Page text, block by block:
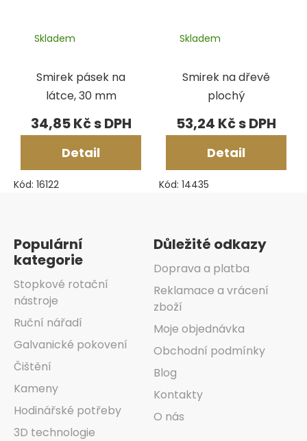
Smirek pásek na
látce, 30 mm
Skladem
34,85 Kč
Detail
Kód: 16122
Smirek na dřevě
plochý
Skladem
53,24 Kč
Detail
Kód: 14435
Populární
kategorie
Stopkové rotační
nástroje
Ruční nářadí
Galvanické pokovení
Čištění
Kameny
Hodinářské potřeby
3D technologie
Důležité odkazy
Doprava a platba
Reklamace a vrácení
zboží
Moje objednávka
Obchodní podmínky
Blog
Kontakty
O nás